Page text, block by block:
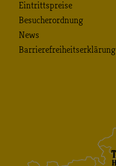
Eintrittspreise
Besucherordnung
News
Barrierefreiheitserklärung